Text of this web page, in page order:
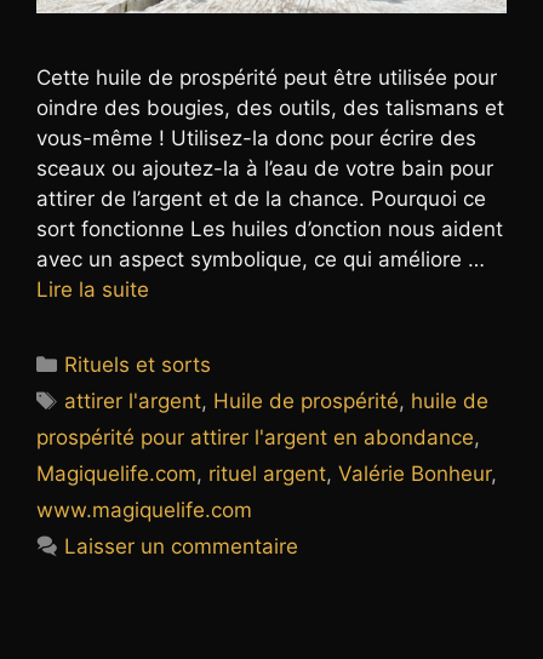
Cette huile de prospérité peut être utilisée pour
oindre des bougies, des outils, des talismans et
vous-même ! Utilisez-la donc pour écrire des
sceaux ou ajoutez-la à l’eau de votre bain pour
attirer de l’argent et de la chance. Pourquoi ce
sort fonctionne Les huiles d’onction nous aident
avec un aspect symbolique, ce qui améliore …
Lire la suite
Catégories
Rituels et sorts
Étiquettes
attirer l'argent, Huile de prospérité, huile de
prospérité pour attirer l'argent en abondance,
Magiquelife.com, rituel argent, Valérie Bonheur,
www.magiquelife.com
Laisser un commentaire